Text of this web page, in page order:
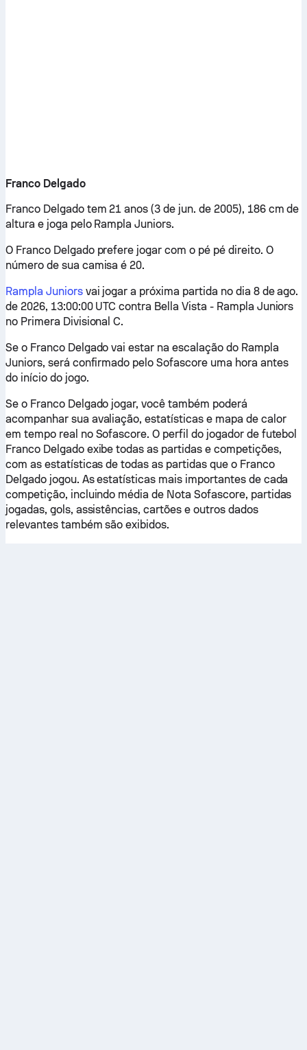
Franco Delgado
Franco Delgado tem 21 anos (3 de jun. de 2005), 186 cm de
altura e joga pelo Rampla Juniors.
O Franco Delgado prefere jogar com o pé pé direito. O
número de sua camisa é 20.
Rampla Juniorsvai jogar a próxima partida no dia 8 de ago.
de 2026, 13:00:00 UTC contra Bella Vista - Rampla Juniors
no Primera Divisional C.
Se o Franco Delgado vai estar na escalação do Rampla
Juniors, será confirmado pelo Sofascore uma hora antes
do início do jogo.
Se o Franco Delgado jogar, você também poderá
acompanhar sua avaliação, estatísticas e mapa de calor
em tempo real no Sofascore. O perfil do jogador de futebol
Franco Delgado exibe todas as partidas e competições,
com as estatísticas de todas as partidas que o Franco
Delgado jogou. As estatísticas mais importantes de cada
competição, incluindo média de Nota Sofascore, partidas
jogadas, gols, assistências, cartões e outros dados
relevantes também são exibidos.